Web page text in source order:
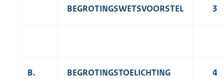
BEGROTINGSWETSVOORSTEL
3
B. BEGROTINGSTOELICHTING 4